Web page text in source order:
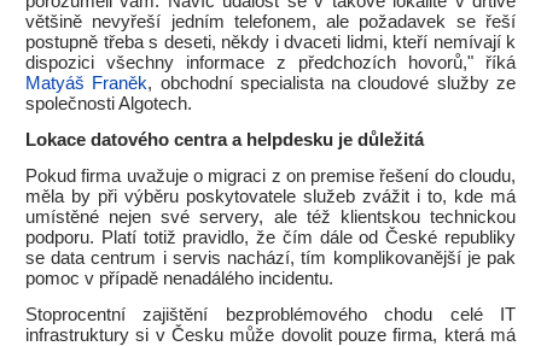
většině nevyřeší jedním telefonem, ale požadavek se řeší
postupně třeba s deseti, někdy i dvaceti lidmi, kteří nemívají k
dispozici všechny informace z předchozích hovorů," říká
Matyáš Franěk, obchodní specialista na cloudové služby ze
společnosti Algotech.
Lokace datového centra a helpdesku je důležitá
Pokud firma uvažuje o migraci z on premise řešení do cloudu,
měla by při výběru poskytovatele služeb zvážit i to, kde má
umístěné nejen své servery, ale též klientskou technickou
podporu. Platí totiž pravidlo, že čím dále od České republiky
se data centrum i servis nachází, tím komplikovanější je pak
pomoc v případě nenadálého incidentu.
Stoprocentní zajištění bezproblémového chodu celé IT
infrastruktury si v Česku může dovolit pouze firma, která má